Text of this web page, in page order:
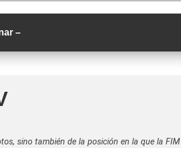
–
sino también de la posición en la que la FIM